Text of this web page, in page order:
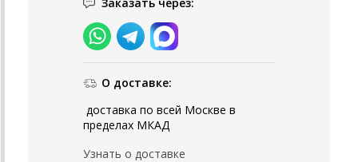
О доставке:
доставка по всей Москве в
пределах МКАД
Узнать о доставке